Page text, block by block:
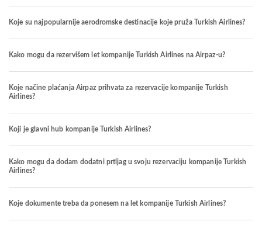
Koje su najpopularnije aerodromske destinacije koje pruža Turkish Airlines?
Kako mogu da rezervišem let kompanije Turkish Airlines na Airpaz-u?
Koje načine plaćanja Airpaz prihvata za rezervacije kompanije Turkish
Airlines?
Koji je glavni hub kompanije Turkish Airlines?
Kako mogu da dodam dodatni prtljag u svoju rezervaciju kompanije Turkish
Airlines?
Koje dokumente treba da ponesem na let kompanije Turkish Airlines?